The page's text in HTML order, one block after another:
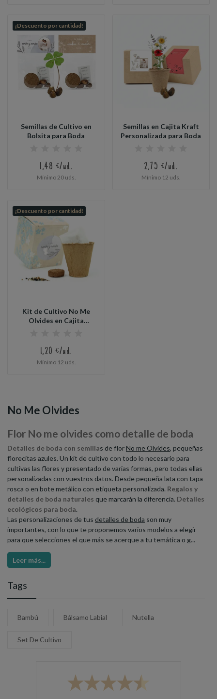
Tags
Bambú Bálsamo Labial Nutella
Set De Cultivo
¡Descuento por cantidad!
Semillas de Cultivo en
Bolsita para Boda
1,48 €/ud.
Mínimo 20 uds.
Semillas en Cajita Kraft
Personalizada para Boda
2,75 €/ud.
Mínimo 12 uds.
¡Descuento por cantidad!
Kit de Cultivo No Me
Olvides en Cajita
1,20 €/ud.
Mínimo 12 uds.
No Me Olvides
Flor No me olvides como detalle de boda
Detalles de boda con semillas de florNo me Olvides, pequeñas
florecitas azules. Un kit de cultivo con todo lo necesario para
cultivas las flores y presentado de varias formas, pero todas ellas
personalizadas con vuestros datos. Desde pequeña lata con tapa
rosca o en bote metálico con etiqueta personalizada. Regalos y
detalles de boda naturales que marcarán la diferencia. Detalles
ecológicos para boda.
Las personalizaciones de tus detalles de boda son muy
importantes, con lo que te proponemos varios modelos a elegir
para que selecciones el que más se acerque a tu temática o g...
Leer más...